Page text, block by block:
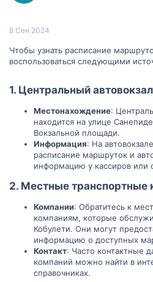
Кабулети. Там ты сможешь найти
Если у тебя есть доступ к
специализированных веб-сайтах или
приложениях, где часто
Надеюсь, эти советы помогут тебе
путешествии и приятной поездки!
вопросы, не стесняйся обращаться
8 Сен 2024
Чтобы узнать расписание
воспользоваться следующими
1. Центральный
Местонахождение:
находится на улице
Вокзальной площади.
Информация: На
расписание маршруток и
информацию у кассиров или
2. Местные транспортные
Компании: Обратитесь к
компаниям, которые
Кобулети. Они могут
информацию о доступных
Контакт: Часто контактные
компаний можно найти в
справочниках.